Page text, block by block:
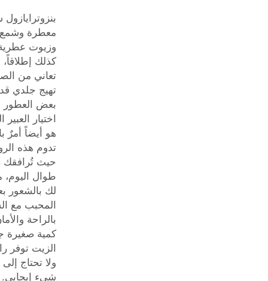
بنزوترايازول
معطرة وشمع
وزيوت
كذلك إطلاقاً،
تعاني من
تهيج جلدي
بعض العطور
اختيار
هو أيضاً أمرٌ
تدوم هذه
حيث تُرافقك
طوال
لك بالشعور
المحبب مع
بالراحة
كمية صغيرة
الزيت توفر
ولا تحتاج إلى
شيء إيجابي.